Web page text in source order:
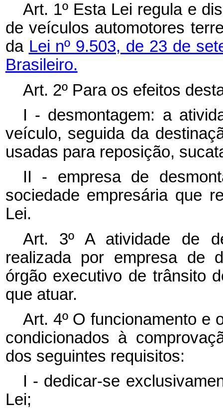
Art. 1º Esta Lei regula e
de veículos automotores
da Lei nº 9.503, de 23 de
Brasileiro.
Art. 2º Para os efeitos
I - desmontagem: a
veículo, seguida da
usadas para reposição,
II - empresa de
sociedade empresária que
Lei.
Art. 3º A atividade de
realizada por empresa de
órgão executivo de trânsito
que atuar.
Art. 4º O funcionamento e
condicionados à
dos seguintes requisitos:
I - dedicar-se
Lei;